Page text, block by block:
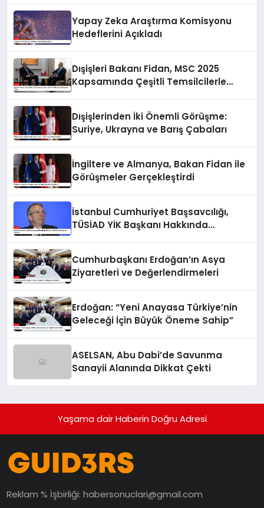
Yapay Zeka Araştırma Komisyonu
Hedeflerini Açıkladı
Dışişleri Bakanı Fidan, MSC 2025
Kapsamında Çeşitli Temsilcilerle
Dışişlerinden İki Önemli Görüşme:
Suriye, Ukrayna ve Barış Çabaları
İngiltere ve Almanya, Bakan Fidan ile
Görüşmeler Gerçekleştirdi
İstanbul Cumhuriyet Başsavcılığı,
TÜSİAD YİK Başkanı Hakkında
Cumhurbaşkanı Erdoğan’ın Asya
Ziyaretleri ve Değerlendirmeleri
Erdoğan: “Yeni Anayasa Türkiye’nin
Geleceği İçin Büyük Öneme Sahip”
ASELSAN, Abu Dabi’de Savunma
Sanayii Alanında Dikkat Çekti
Yaşama dair Haberin Doğru Adresi
Reklam % İşbirliği:habersonuclari@gmail.com